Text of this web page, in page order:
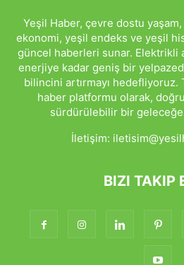
Yeşil Haber, çevre dostu
ekonomi, yeşil endeks ve yeşil
güncel haberleri sunar. Elektrikli
enerjiye kadar geniş bir
bilincini artırmayı
haber platformu olarak,
sürdürülebilir bir geleceğe
İletişim:
BIZI TAKIP